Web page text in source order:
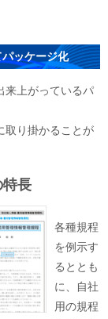
ッケージ化
来上がっているパ
取り掛かることが
特長
各種規程
を例示す
るととも
に、自社
用の規程